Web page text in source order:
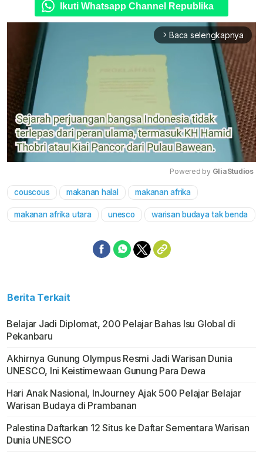
Ikuti Whatsapp Channel Republika
arrow_forward_ios Baca selengkapnya
Powered by GliaStudios
couscous makanan halal makanan afrika
makanan afrika utara unesco warisan budaya tak benda
Berita Terkait
Belajar Jadi Diplomat, 200 Pelajar Bahas Isu Global di
Pekanbaru
Akhirnya Gunung Olympus Resmi Jadi Warisan Dunia
UNESCO, Ini Keistimewaan Gunung Para Dewa
Hari Anak Nasional, InJourney Ajak 500 Pelajar Belajar
Warisan Budaya di Prambanan
Palestina Daftarkan 12 Situs ke Daftar Sementara Warisan
Dunia UNESCO